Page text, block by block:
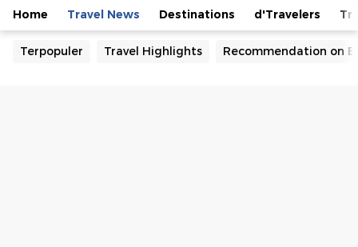
Home Travel News Destinations d'Travelers
Terpopuler Travel Highlights Recommendation on